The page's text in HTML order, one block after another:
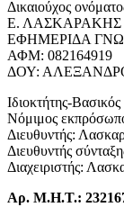
Δικαιούχος
Ε. ΛΑΣΚΑΡΑΚΗΣ
ΕΦΗΜΕΡΙΔΑ
ΑΦΜ: 082164919
ΔΟΥ:
Ιδιοκτήτης-
Νόμιμος
Διευθυντής:
Διευθυντής
Διαχειριστής:
Αρ. Μ.Η.Τ.: